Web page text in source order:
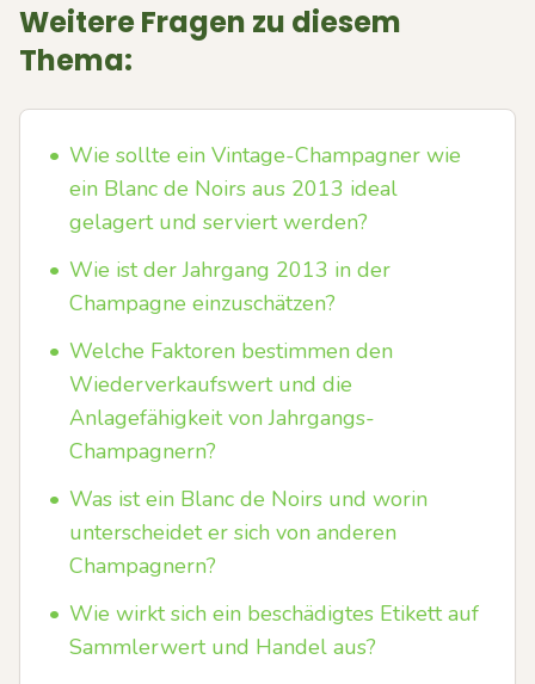
Weitere Fragen zu diesem
Thema:
• Wie sollte ein Vintage-Champagner wie
ein Blanc de Noirs aus 2013 ideal
gelagert und serviert werden?
• Wie ist der Jahrgang 2013 in der
Champagne einzuschätzen?
• Welche Faktoren bestimmen den
Wiederverkaufswert und die
Anlagefähigkeit von Jahrgangs-
Champagnern?
• Was ist ein Blanc de Noirs und worin
unterscheidet er sich von anderen
Champagnern?
• Wie wirkt sich ein beschädigtes Etikett auf
Sammlerwert und Handel aus?